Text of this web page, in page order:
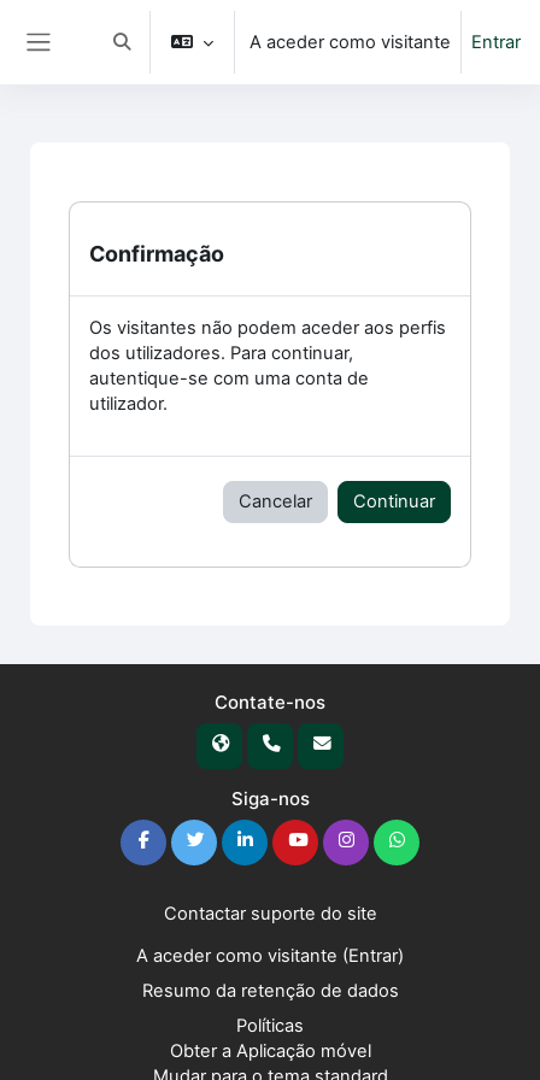
Ir para o conteúdo principal
Alternar a entrada da pesquisa
A aceder como visitante Entrar
Confirmação
Os visitantes não podem aceder aos perfis
dos utilizadores. Para continuar,
autentique-se com uma conta de
utilizador.
Cancelar Continuar
Contate-nos
Siga-nos
Contactar suporte do site
A aceder como visitante (Entrar)
Resumo da retenção de dados
Políticas
Obter a Aplicação móvel